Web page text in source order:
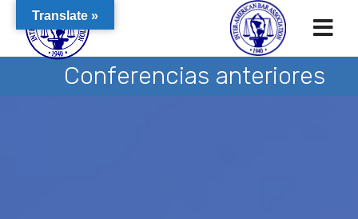
Conferencias anteriores
Translate »